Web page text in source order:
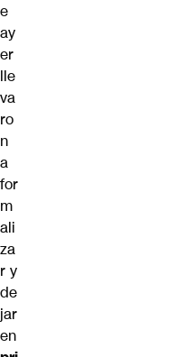
e
ay
er
lle
va
ro
n
a
for
m
ali
za
r y
de
jar
en